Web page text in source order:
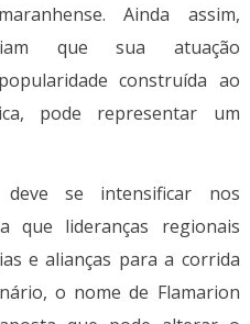
Ainda assim,
que sua atuação
construída ao
pode representar um
deve se intensificar nos
que lideranças regionais
e alianças para a corrida
o nome de Flamarion